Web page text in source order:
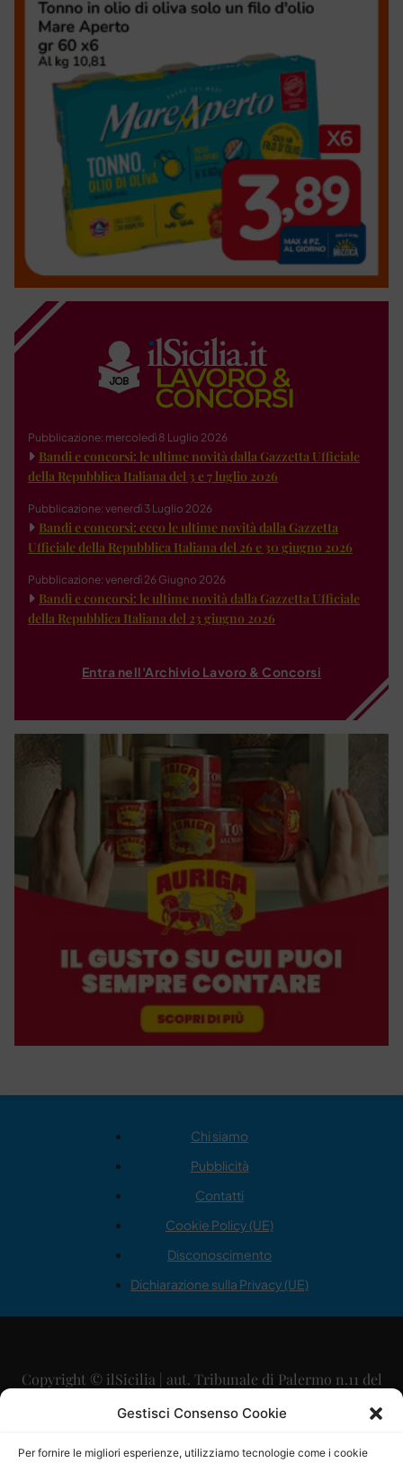
Gestisci Consenso Cookie
Per fornire le migliori esperienze, utilizziamo tecnologie come i cookie
Pubblicazione: mercoledì 8 Luglio 2026
Bandi e concorsi: le ultime novità dalla Gazzetta Ufficiale
della Repubblica Italiana del 3 e 7 luglio 2026
Pubblicazione: venerdì 3 Luglio 2026
Bandi e concorsi: ecco le ultime novità dalla Gazzetta
Ufficiale della Repubblica Italiana del 26 e 30 giugno 2026
Pubblicazione: venerdì 26 Giugno 2026
Bandi e concorsi: le ultime novità dalla Gazzetta Ufficiale
della Repubblica Italiana del 23 giugno 2026
Entra nell'Archivio Lavoro & Concorsi
Chi siamo
Pubblicità
Contatti
Cookie Policy (UE)
Disconoscimento
Dichiarazione sulla Privacy (UE)
Copyright © ilSicilia | aut. Tribunale di Palermo n.11 del
29/09/2015